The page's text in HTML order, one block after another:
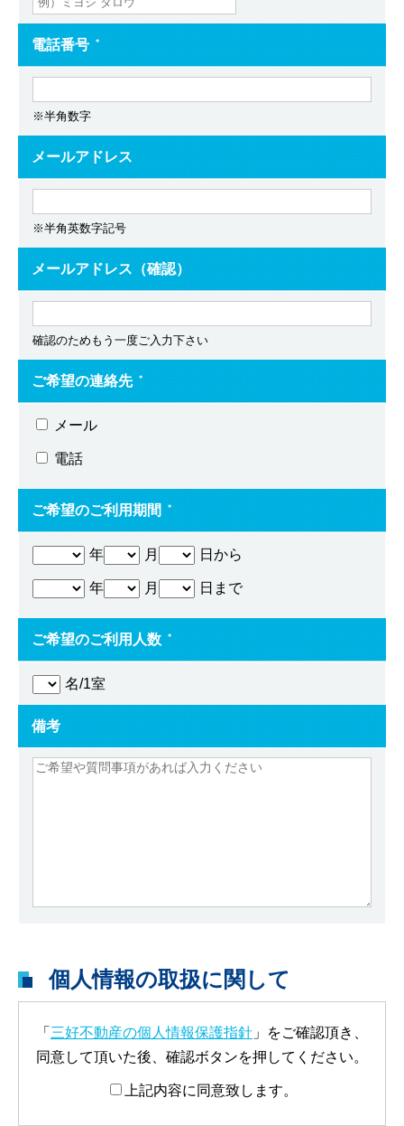
電話番号 ＊
※半角数字
メールアドレス
※半角英数字記号
メールアドレス（確認）
確認のためもう一度ご入力下さい
ご希望の連絡先 ＊
メール
電話
ご希望のご利用期間 ＊
年 月 日から
年 月 日まで
ご希望のご利用人数 ＊
名/1室
備考
個人情報の取扱に関して
「 三好不動産の個人情報保護指針 」をご確認頂き、
同意して頂いた後、確認ボタンを押してください。
上記内容に同意致します。